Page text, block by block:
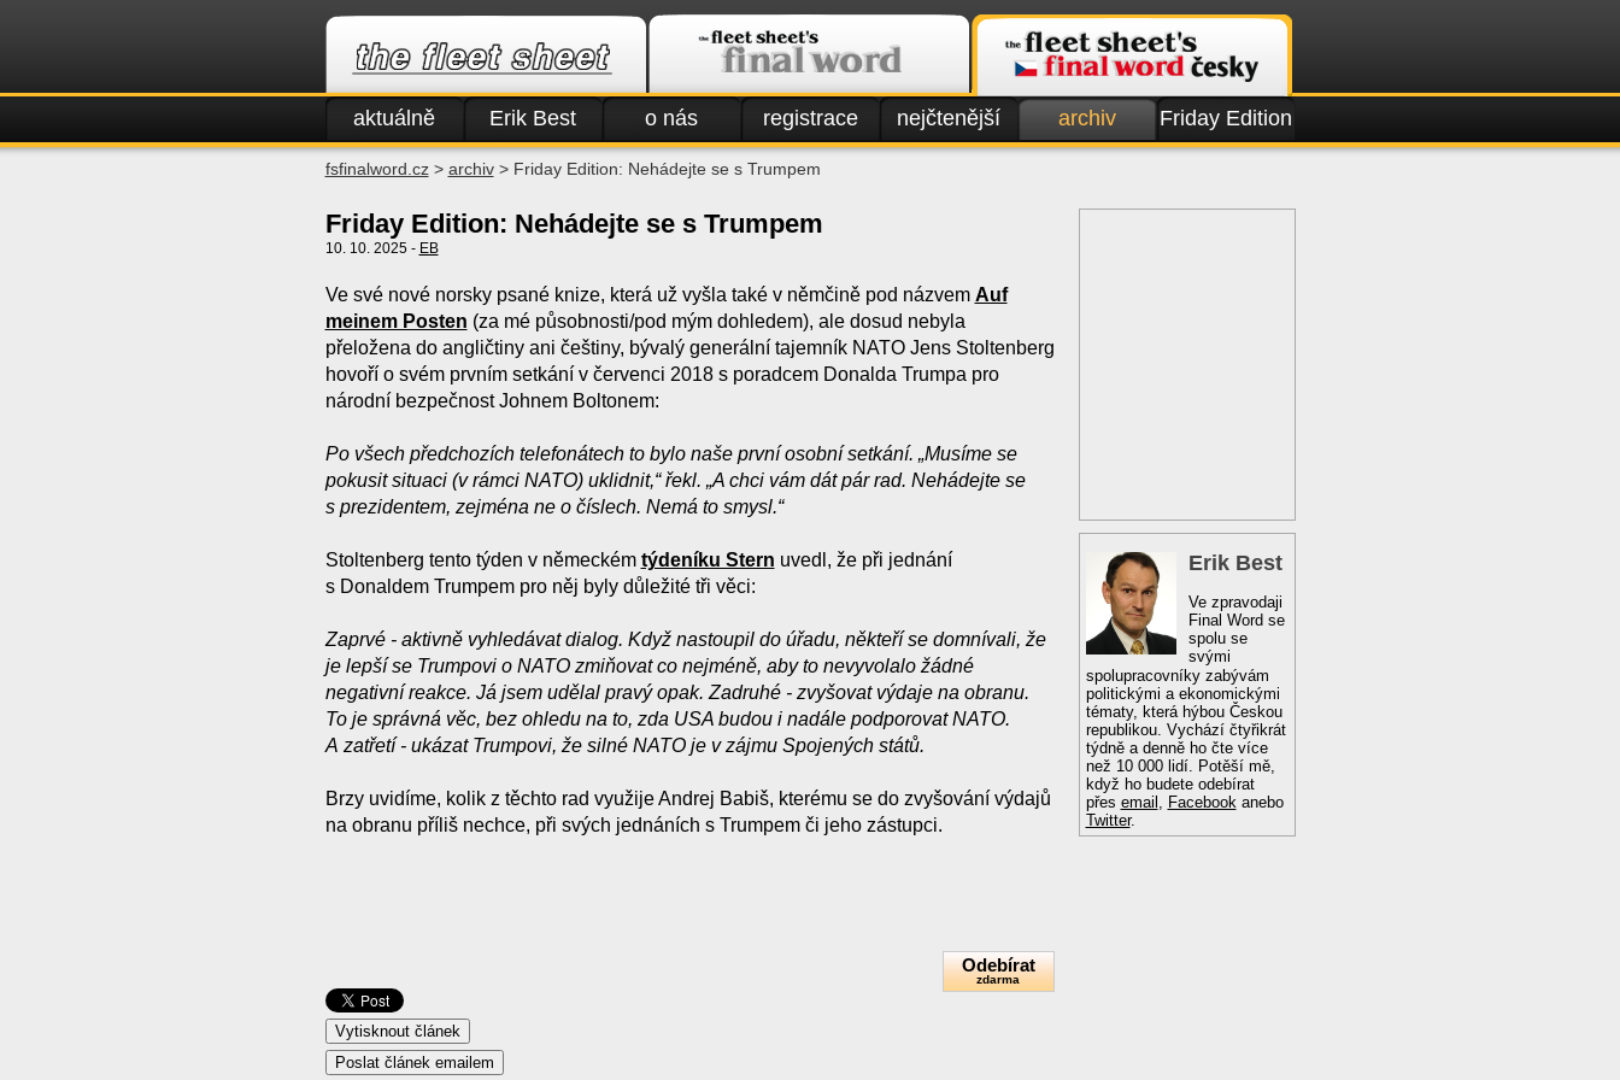
aktuálně Erik Best o nás registrace nejčtenější archiv Friday Edition
fsfinalword.cz> archiv> Friday Edition: Nehádejte se s Trumpem
Friday Edition: Nehádejte se s Trumpem
10. 10. 2025 - EB
Ve své nové norsky psané knize, která už vyšla také v němčině pod názvem Auf
meinem Posten (za mé působnosti/pod mým dohledem), ale dosud nebyla
přeložena do angličtiny ani češtiny, bývalý generální tajemník NATO Jens Stoltenberg
hovoří o svém prvním setkání v červenci 2018 s poradcem Donalda Trumpa pro
národní bezpečnost Johnem Boltonem:
Po všech předchozích telefonátech to bylo naše první osobní setkání. „Musíme se
pokusit situaci (v rámci NATO) uklidnit,“ řekl. „A chci vám dát pár rad. Nehádejte se
s prezidentem, zejména ne o číslech. Nemá to smysl.“
Stoltenberg tento týden v německém týdeníku Stern uvedl, že při jednání
s Donaldem Trumpem pro něj byly důležité tři věci:
Zaprvé - aktivně vyhledávat dialog. Když nastoupil do úřadu, někteří se domnívali, že
je lepší se Trumpovi o NATO zmiňovat co nejméně, aby to nevyvolalo žádné
negativní reakce. Já jsem udělal pravý opak. Zadruhé - zvyšovat výdaje na obranu.
To je správná věc, bez ohledu na to, zda USA budou i nadále podporovat NATO.
A zatřetí - ukázat Trumpovi, že silné NATO je v zájmu Spojených států.
Brzy uvidíme, kolik z těchto rad využije Andrej Babiš, kterému se do zvyšování výdajů
na obranu příliš nechce, při svých jednáních s Trumpem či jeho zástupci.
Odebírat
zdarma
Erik Best
Ve zpravodaji
Final Word se
spolu se
svými
spolupracovníky zabývám
politickými a ekonomickými
tématy, která hýbou Českou
republikou. Vychází čtyřikrát
týdně a denně ho čte více
než 10 000 lidí. Potěší mě,
když ho budete odebírat
přes email , Facebookanebo
Twitter.